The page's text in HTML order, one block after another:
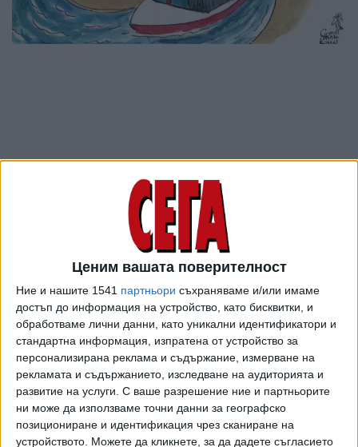
Ценим вашата поверителност
Ние и нашите 1541 партньори съхраняваме и/или имаме
достъп до информация на устройство, като бисквитки, и
обработваме лични данни, като уникални идентификатори и
стандартна информация, изпратена от устройство за
персонализирана реклама и съдържание, измерване на
рекламата и съдържанието, изследване на аудиторията и
развитие на услуги. С ваше разрешение ние и партньорите
ни може да използваме точни данни за географско
позициониране и идентификация чрез сканиране на
устройството. Можете да кликнете, за да дадете съгласието
Хавайската Богородица заплака с фентанилови сълзи